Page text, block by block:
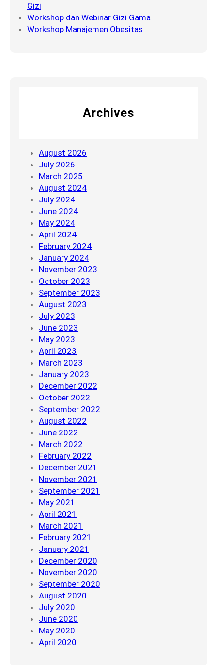
Gizi
Workshop dan Webinar Gizi Gama
Workshop Manajemen Obesitas
Archives
August 2026
July 2026
March 2025
August 2024
July 2024
June 2024
May 2024
April 2024
February 2024
January 2024
November 2023
October 2023
September 2023
August 2023
July 2023
June 2023
May 2023
April 2023
March 2023
January 2023
December 2022
October 2022
September 2022
August 2022
June 2022
March 2022
February 2022
December 2021
November 2021
September 2021
May 2021
April 2021
March 2021
February 2021
January 2021
December 2020
November 2020
September 2020
August 2020
July 2020
June 2020
May 2020
April 2020